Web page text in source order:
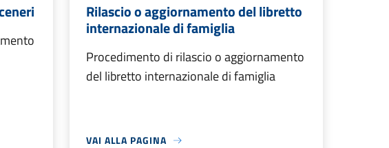
Rilascio o aggiornamento del libretto
internazionale di famiglia
Procedimento di rilascio o aggiornamento
del libretto internazionale di famiglia
VAI ALLA PAGINA